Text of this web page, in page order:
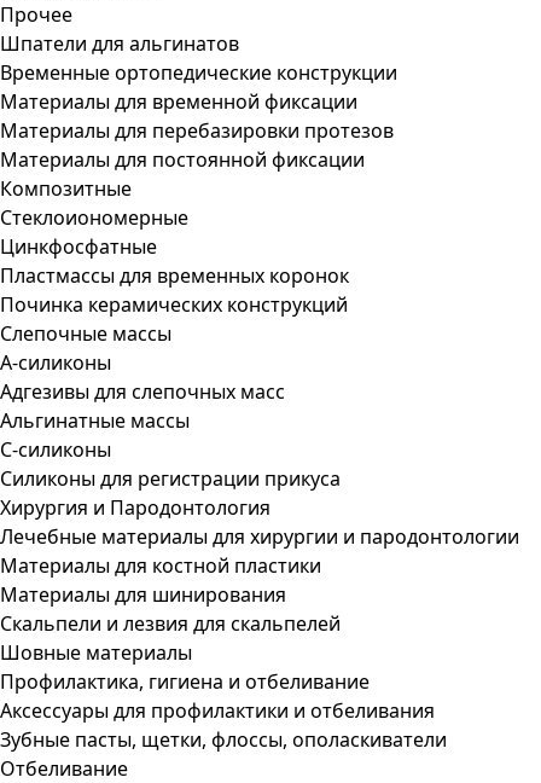
Прочее
Шпатели для альгинатов
Временные ортопедические конструкции
Материалы для временной фиксации
Материалы для перебазировки протезов
Материалы для постоянной фиксации
Композитные
Стеклоиономерные
Цинкфосфатные
Пластмассы для временных коронок
Починка керамических конструкций
Слепочные массы
А-силиконы
Адгезивы для слепочных масс
Альгинатные массы
С-силиконы
Силиконы для регистрации прикуса
Хирургия и Пародонтология
Лечебные материалы для хирургии и пародонтологии
Материалы для костной пластики
Материалы для шинирования
Скальпели и лезвия для скальпелей
Шовные материалы
Профилактика, гигиена и отбеливание
Аксессуары для профилактики и отбеливания
Зубные пасты, щетки, флоссы, ополаскиватели
Отбеливание